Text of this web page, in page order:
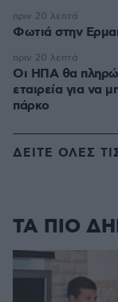
Φωτιά στην
πριν 20 λεπτά
Οι ΗΠΑ θα
εταιρεία για να
πάρκο
πριν 20 λεπτά
ΔΕΙΤΕ ΟΛΕΣ
ΤΑ ΠΙΟ